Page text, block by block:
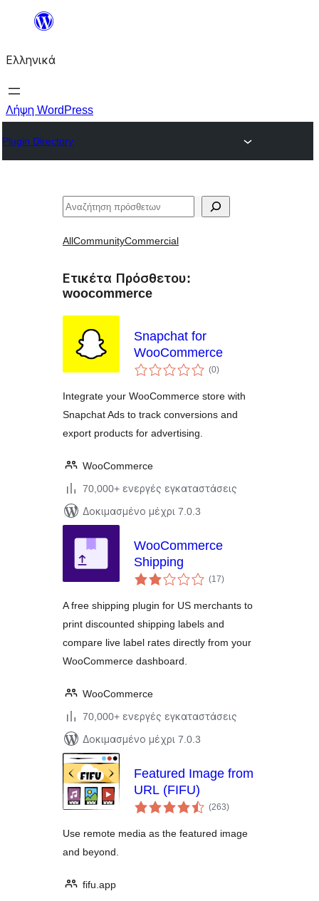
Μετάβαση
περιεχόμενο
Ελληνικά
Λήψη WordPress
Plugin Directory
Αναζήτηση
AllCommunityCommercial
Ετικέτα Πρόσθετου:
woocommerce
Snapchat for
WooCommerce
(0αξιολογήσεις
σύνολο
)
Integrate your WooCommerce store with
Snapchat Ads to track conversions and
export products for advertising.
WooCommerce
70,000+ ενεργές εγκαταστάσεις
Δοκιμασμένο μέχρι 7.0.3
WooCommerce
Shipping
(17αξιολογήσεις
σύνολο
)
A free shipping plugin for US merchants to
print discounted shipping labels and
compare live label rates directly from your
WooCommerce dashboard.
WooCommerce
70,000+ ενεργές εγκαταστάσεις
Δοκιμασμένο μέχρι 7.0.3
Featured Image from
URL (FIFU)
(263αξιολογήσεις
σύνολο
)
Use remote media as the featured image
and beyond.
fifu.app